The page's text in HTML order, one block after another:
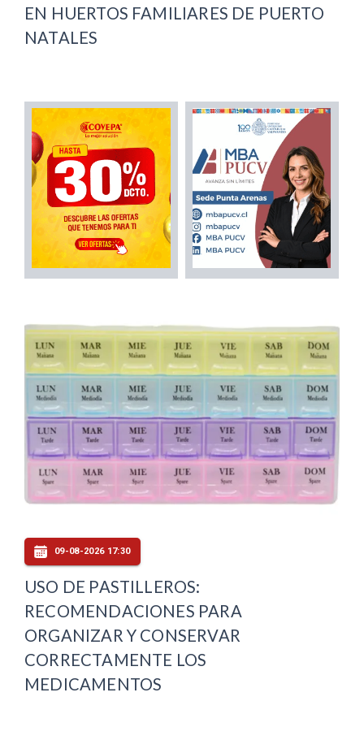
EN HUERTOS FAMILIARES DE PUERTO
NATALES
09-08-2026 17:30
USO DE PASTILLEROS:
RECOMENDACIONES PARA
ORGANIZAR Y CONSERVAR
CORRECTAMENTE LOS
MEDICAMENTOS